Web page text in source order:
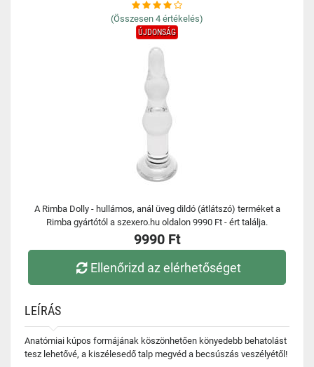
(Összesen 4 értékelés)
ÚJDONSÁG
A Rimba Dolly - hullámos, anál üveg dildó (átlátszó) terméket a
Rimba gyártótól a szexero.hu oldalon 9990 Ft - ért találja.
9990 Ft
Ellenőrizd az elérhetőséget
LEÍRÁS
Anatómiai kúpos formájának köszönhetően könyedebb behatolást
tesz lehetővé, a kiszélesedő talp megvéd a becsúszás veszélyétől!